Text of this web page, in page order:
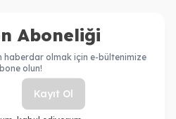
Aboneliği
haberdar olmak için e-bültenimize
olun!
Kayıt Ol